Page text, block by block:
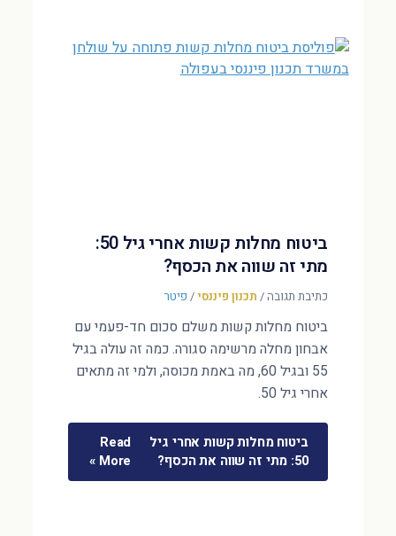
ביטוח מחלות קשות אחרי גיל 50:
מתי זה שווה את הכסף?
כתיבת תגובה/ תכנון פיננסי/ פיטר
ביטוח מחלות קשות משלם סכום חד-פעמי עם
אבחון מחלה מרשימה סגורה. כמה זה עולה בגיל
55 ובגיל 60, מה באמת מכוסה, ולמי זה מתאים
אחרי גיל 50.
ביטוח מחלות קשות אחרי גיל
50: מתי זה שווה את הכסף?
Read
More »